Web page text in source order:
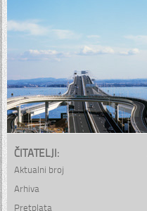
ČITATELJI:
Aktualni broj
Arhiva
Pretplata